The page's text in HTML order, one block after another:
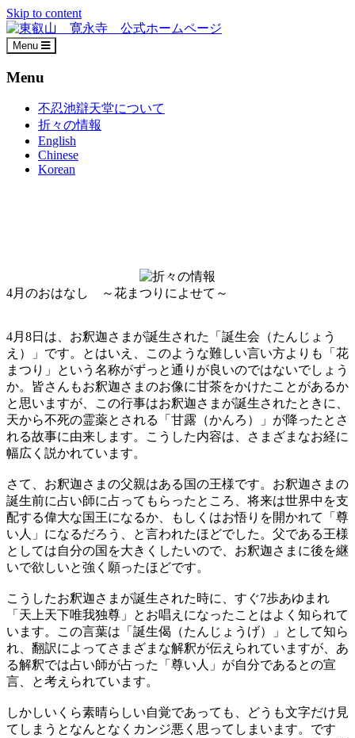
Skip to content
Menu
Menu
不忍池辯天堂について
折々の情報
English
Chinese
Korean
4月のおはなし ～花まつりによせて～
4月8日は、お釈迦さまが誕生された「誕生会（たんじょう
え）」です。とはいえ、このような難しい言い方よりも「花
まつり」という名称がずっと通りが良いのではないでしょう
か。皆さんもお釈迦さまのお像に甘茶をかけたことがあるか
と思いますが、この行事はお釈迦さまが誕生されたときに、
天から不死の霊薬とされる「甘露（かんろ）」が降ったとさ
れる故事に由来します。こうした内容は、さまざまなお経に
幅広く説かれています。
さて、お釈迦さまの父親はある国の王様です。お釈迦さまの
誕生前に占い師に占ってもらったところ、将来は世界中を支
配する偉大な国王になるか、もしくはお悟りを開かれて「尊
い人」になるだろう、と言われたほどでした。父である王様
としては自分の国を大きくしたいので、お釈迦さまに後を継
いで欲しいと強く願ったほどです。
こうしたお釈迦さまが誕生された時に、すぐ7歩あゆまれ
「天上天下唯我独尊」とお唱えになったことはよく知られて
います。この言葉は「誕生偈（たんじょうげ）」として知ら
れ、翻訳によってさまざまな解釈が伝えられていますが、あ
る解釈では占い師が占った「尊い人」が自分であるとの宣
言、と考えられています。
しかしいくら素晴らしい自覚であっても、どうも文字だけ見
てしまうとなんとなくカンジ悪く思ってしまいます。です